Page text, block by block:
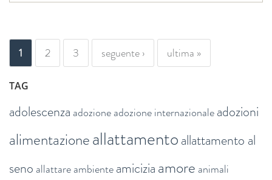
PAGINE
1 2 3 seguente › ultima »
TAG
adolescenza adozioneadozione internazionaleadozioni
alimentazioneallattamentoallattamento al
seno allattareambienteamiciziaamore animali